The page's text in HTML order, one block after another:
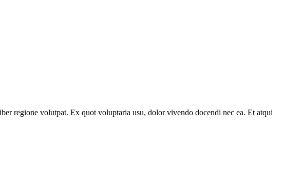
regione volutpat. Ex quot voluptaria usu, dolor vivendo docendi nec ea. Et atqui